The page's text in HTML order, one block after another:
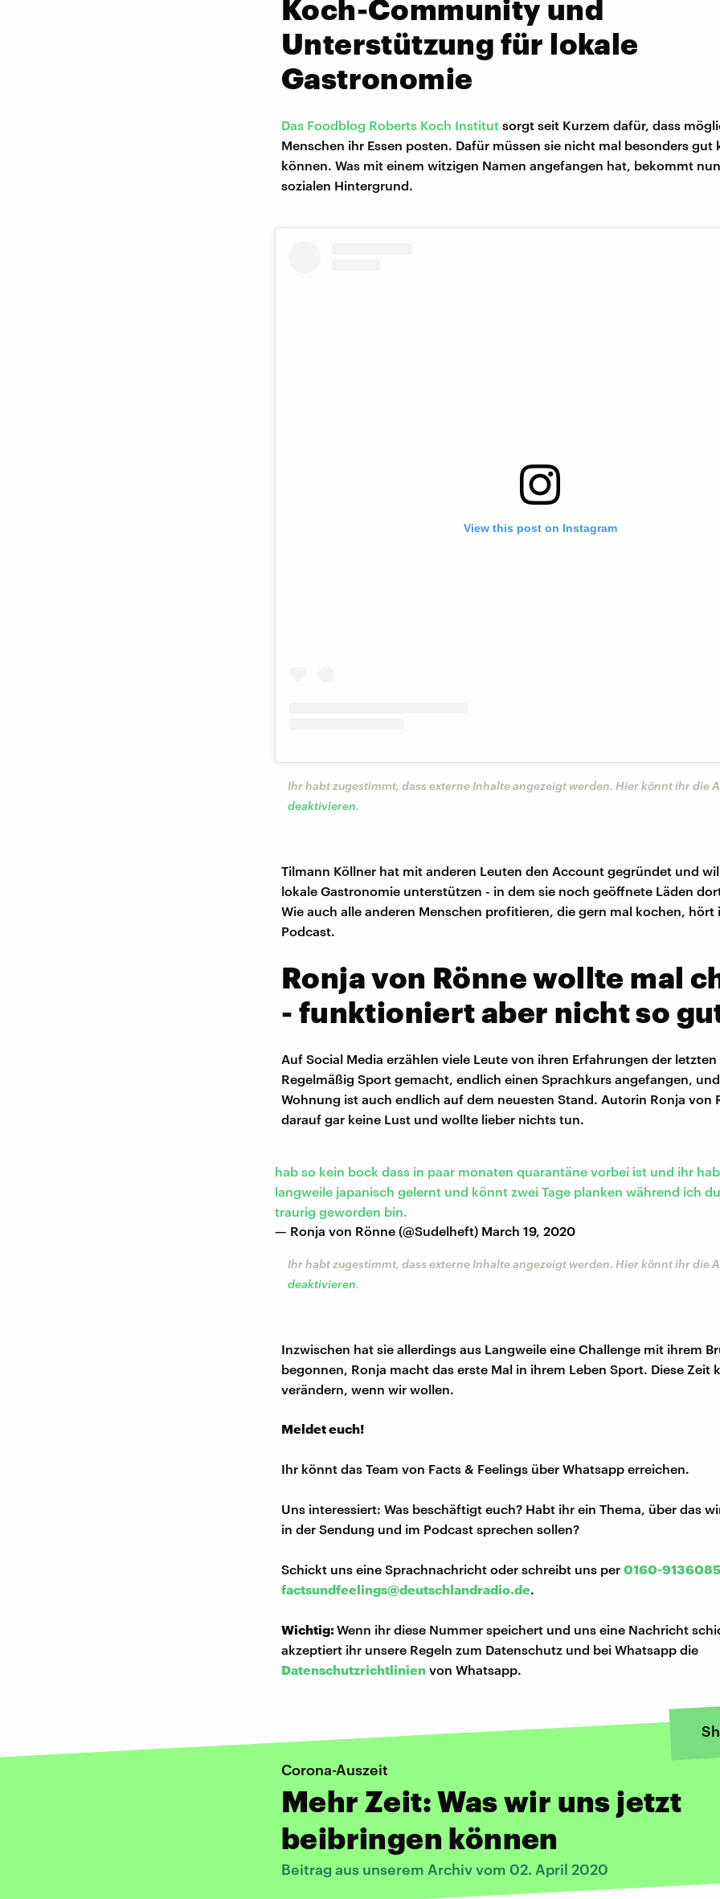
Koch-Community und
Unterstützung für lokale
Gastronomie
Das Foodblog Roberts Koch Institut sorgt seit Kurzem dafür, dass
Menschen ihr Essen posten. Dafür müssen sie nicht mal besonders gut
können. Was mit einem witzigen Namen angefangen hat, bekommt
sozialen Hintergrund.
View this post on Instagram
Ihr habt zugestimmt, dass externe Inhalte angezeigt werden. Hier könnt ihr die
deaktivieren.
Tilmann Köllner hat mit anderen Leuten den Account gegründet und
lokale Gastronomie unterstützen - in dem sie noch geöffnete Läden
Wie auch alle anderen Menschen profitieren, die gern mal kochen, hört
Podcast.
Ronja von Rönne wollte mal
- funktioniert aber nicht so
Auf Social Media erzählen viele Leute von ihren Erfahrungen der letzten
Regelmäßig Sport gemacht, endlich einen Sprachkurs angefangen,
Wohnung ist auch endlich auf dem neuesten Stand. Autorin Ronja von
darauf gar keine Lust und wollte lieber nichts tun.
hab so kein bock dass in paar monaten quarantäne vorbei ist und ihr
langweile japanisch gelernt und könnt zwei Tage planken während ich
traurig geworden bin.
— Ronja von Rönne (@Sudelheft) March 19, 2020
Ihr habt zugestimmt, dass externe Inhalte angezeigt werden. Hier könnt ihr die
deaktivieren.
Inzwischen hat sie allerdings aus Langweile eine Challenge mit ihrem
begonnen, Ronja macht das erste Mal in ihrem Leben Sport. Diese Zeit
verändern, wenn wir wollen.
Meldet euch!
Ihr könnt das Team von Facts & Feelings über Whatsapp erreichen.
Uns interessiert: Was beschäftigt euch? Habt ihr ein Thema, über das
in der Sendung und im Podcast sprechen sollen?
Schickt uns eine Sprachnachricht oder schreibt uns per 0160-
factsundfeelings@deutschlandradio.de.
Wichtig:Wenn ihr diese Nummer speichert und uns eine Nachricht
akzeptiert ihr unsere Regeln zum Datenschutz und bei Whatsapp die
Datenschutzrichtlinien von Whatsapp.
Corona-Auszeit
Mehr Zeit: Was wir uns jetzt
beibringen können
Beitrag aus unserem Archiv vom 02. April 2020